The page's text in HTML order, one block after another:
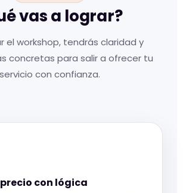
vas a lograr?
el workshop, tendrás claridad y
concretas para salir a ofrecer tu
servicio con confianza.
con lógica